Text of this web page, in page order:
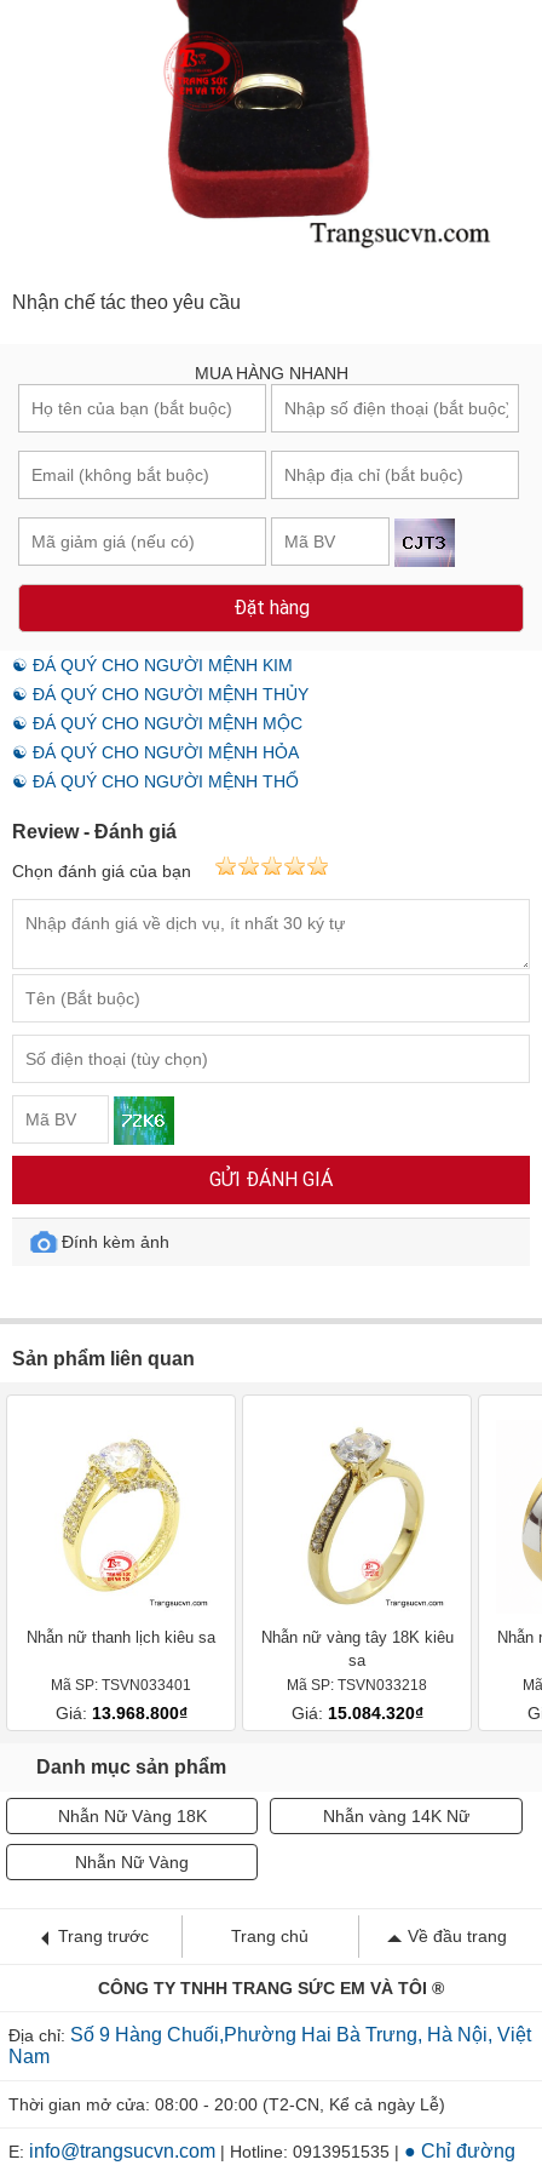
Nhận chế tác theo yêu cầu
MUA HÀNG NHANH
Đặt hàng
☯ ĐÁ QUÝ CHO NGƯỜI MỆNH KIM
☯ ĐÁ QUÝ CHO NGƯỜI MỆNH THỦY
☯ ĐÁ QUÝ CHO NGƯỜI MỆNH MỘC
☯ ĐÁ QUÝ CHO NGƯỜI MỆNH HỎA
☯ ĐÁ QUÝ CHO NGƯỜI MỆNH THỔ
Review - Đánh giá
Chọn đánh giá của bạn
GỬI ĐÁNH GIÁ
Đính kèm ảnh
Sản phẩm liên quan
Nhẫn nữ thanh lịch kiêu sa
Mã SP: TSVN033401
Giá: 13.968.800₫
Nhẫn nữ vàng tây 18K kiêu
sa
Mã SP: TSVN033218
Giá: 15.084.320₫
Nhẫn
Danh mục sản phẩm
Nhẫn Nữ Vàng 18K Nhẫn vàng 14K Nữ
Nhẫn Nữ Vàng
Trang trước Trang chủ Về đầu trang
CÔNG TY TNHH TRANG SỨC EM VÀ TÔI ®
Địa chỉ: Số 9 Hàng Chuối,Phường Hai Bà Trưng, Hà Nội, Việt
Nam
Thời gian mở cửa: 08:00 - 20:00 (T2-CN, Kể cả ngày Lễ)
E: info@trangsucvn.com | Hotline: 0913951535 | ● Chỉ đường